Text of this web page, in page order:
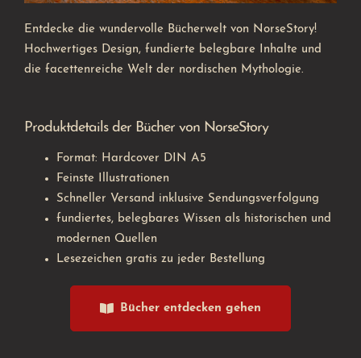
Entdecke die wundervolle Bücherwelt von NorseStory!
Hochwertiges Design, fundierte belegbare Inhalte und
die facettenreiche Welt der nordischen Mythologie.
Produktdetails der Bücher von NorseStory
Format: Hardcover DIN A5
Feinste Illustrationen
Schneller Versand inklusive Sendungsverfolgung
fundiertes, belegbares Wissen als historischen und
modernen Quellen
Lesezeichen gratis zu jeder Bestellung
Bücher entdecken gehen